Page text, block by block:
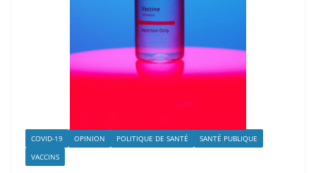
COVID-19 OPINION POLITIQUE DE SANTÉ
SANTÉ PUBLIQUE
VACCINS